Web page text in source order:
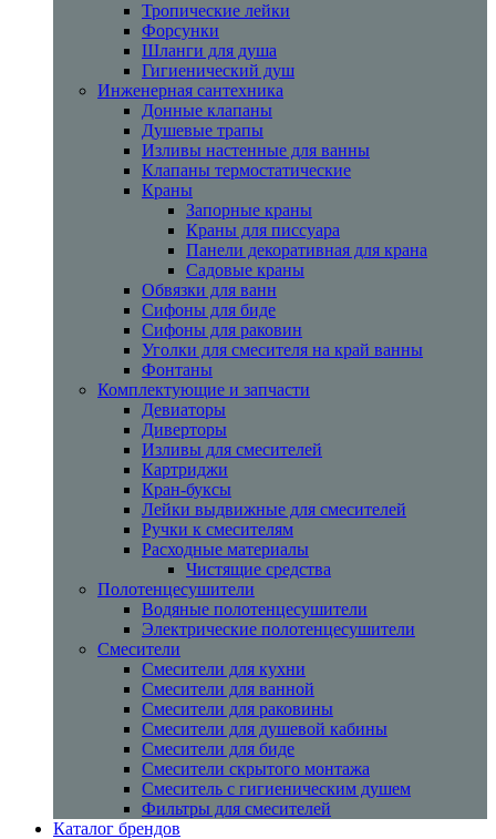
Тропические лейки
Форсунки
Шланги для душа
Гигиенический душ
Инженерная сантехника
Донные клапаны
Душевые трапы
Изливы настенные для ванны
Клапаны термостатические
Краны
Запорные краны
Краны для писсуара
Панели декоративная для крана
Садовые краны
Обвязки для ванн
Сифоны для биде
Сифоны для раковин
Уголки для смесителя на край ванны
Фонтаны
Комплектующие и запчасти
Девиаторы
Диверторы
Изливы для смесителей
Картриджи
Кран-буксы
Лейки выдвижные для смесителей
Ручки к смесителям
Расходные материалы
Чистящие средства
Полотенцесушители
Водяные полотенцесушители
Электрические полотенцесушители
Смесители
Смесители для кухни
Смесители для ванной
Смесители для раковины
Смесители для душевой кабины
Смесители для биде
Смесители скрытого монтажа
Смеситель с гигиеническим душем
Фильтры для смесителей
Каталог брендов